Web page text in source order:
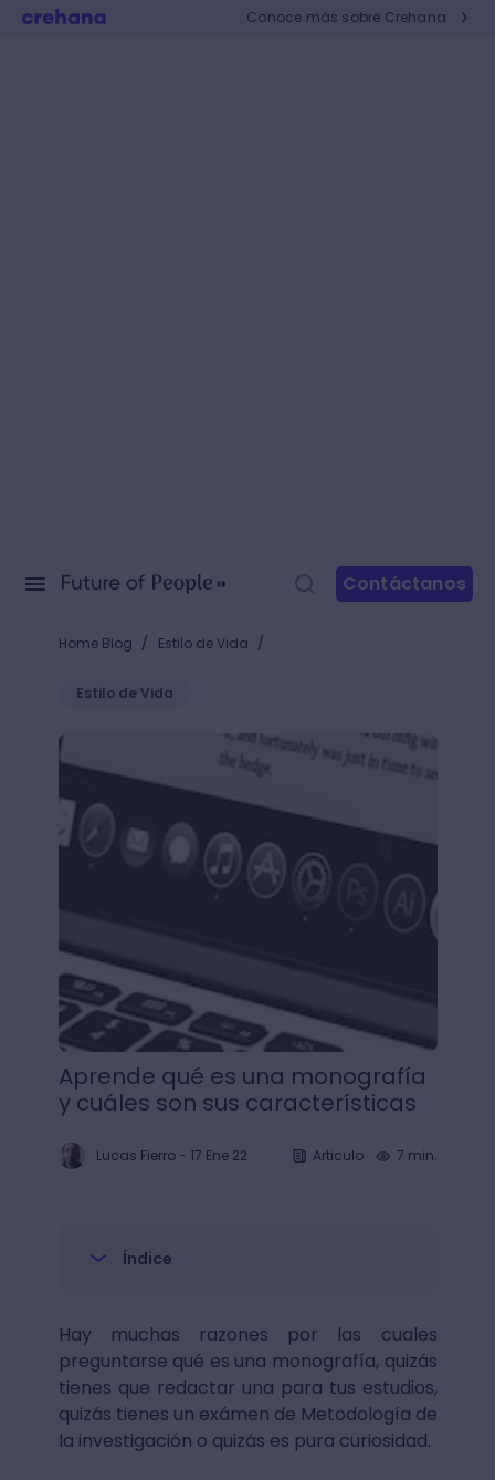
Conoce más sobre Crehana
Contáctanos
Home Blog / Estilo de Vida /
Estilo de Vida
Aprende qué es una monografía y cuáles son sus
Aprende qué es una monografía
y cuáles son sus características
Lucas Fierro- 17 Ene 22 Articulo 7 min.
Índice
Hay muchas razones por las cuales
preguntarse qué es una monografía, quizás
tienes que redactar una para tus estudios,
quizás tienes un exámen de Metodología de
la investigación o quizás es pura curiosidad.